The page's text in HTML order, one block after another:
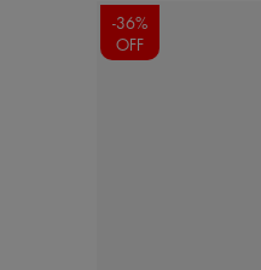
-36%
OFF